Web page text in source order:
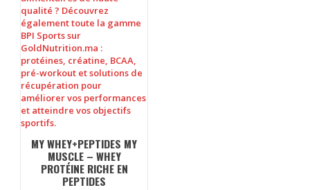
MY WHEY+PEPTIDES MY
MUSCLE – WHEY
PROTÉINE RICHE EN
PEPTIDES